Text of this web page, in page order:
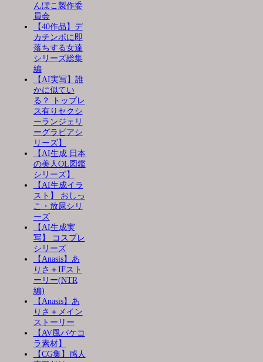
んぽこ製作委
員会
【40作品】デ
カチンポに即
落ちする女達
シリーズ総集
編
【AI実写】誰
かに似てい
る？ トップレ
ス有りセクシ
ーランジェリ
ーグラビアシ
リーズ】
【AI生成 日本
の美人OL図鑑
シリーズ】
【AI生成イラ
スト】 おしっ
こ・放尿シリ
ーズ
【AI生成実
写】 コスプレ
シリーズ
【Anasis】あ
りさ＋IFスト
ーリー(NTR
編)
【Anasis】あ
りさ＋メイン
ストーリー
【AV風パケコ
ラ素材】
【CG集】感人